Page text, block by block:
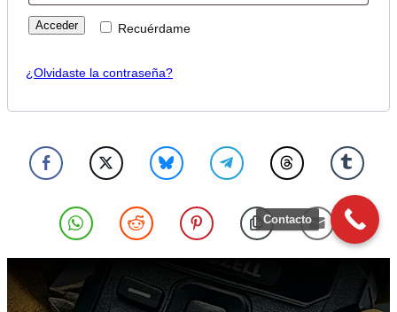
Recuérdame
Acceder
¿Olvidaste la contraseña?
Contacto